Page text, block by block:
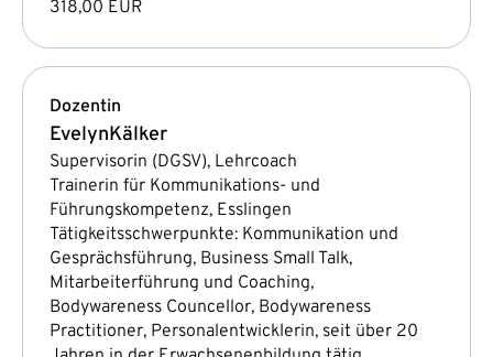
318,00 EUR
Dozentin
EvelynKälker
Supervisorin (DGSV), Lehrcoach
Trainerin für Kommunikations- und
Führungskompetenz, Esslingen
Tätigkeitsschwerpunkte: Kommunikation und
Gesprächsführung, Business Small Talk,
Mitarbeiterführung und Coaching,
Bodywareness Councellor, Bodywareness
Practitioner, Personalentwicklerin, seit über 20